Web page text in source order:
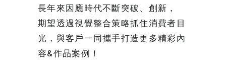
長年來因應時代不斷突破、創新，
期望透過視覺整合策略抓住消費者目
光，與客戶一同攜手打造更多精彩內
容&作品案例！
大人物 陽光樂豆乳 募資